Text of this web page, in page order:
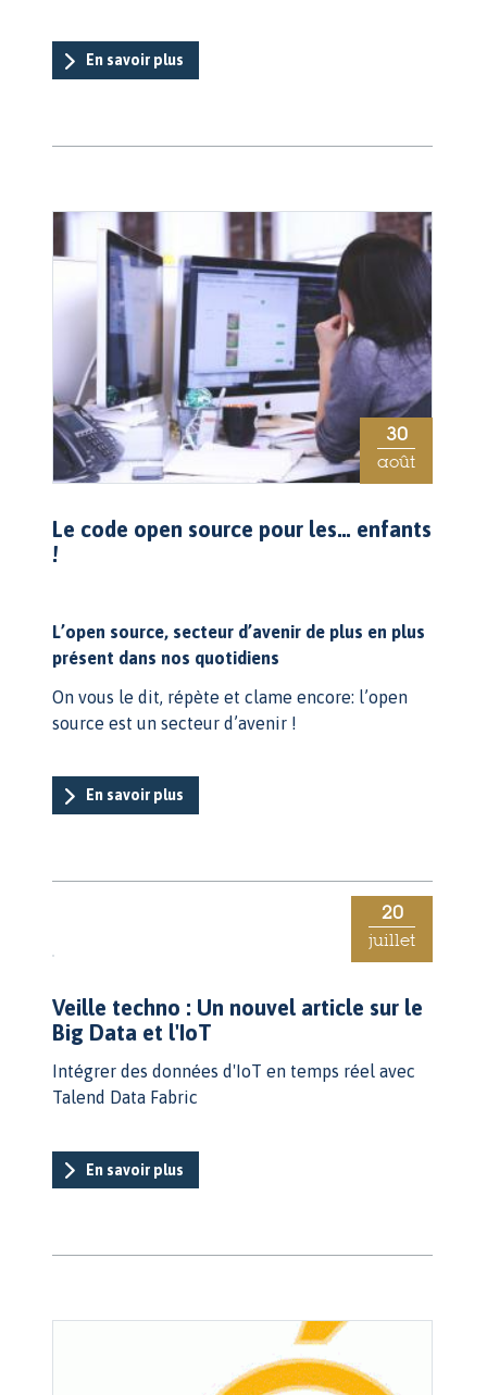
En savoir plus
30
août
Le code open source pour les… enfants
!
L’open source, secteur d’avenir de plus en plus
présent dans nos quotidiens
On vous le dit, répète et clame encore: l’open
source est un secteur d’avenir !
En savoir plus
20
juillet
Veille techno : Un nouvel article sur le
Big Data et l'IoT
Intégrer des données d'IoT en temps réel avec
Talend Data Fabric
En savoir plus